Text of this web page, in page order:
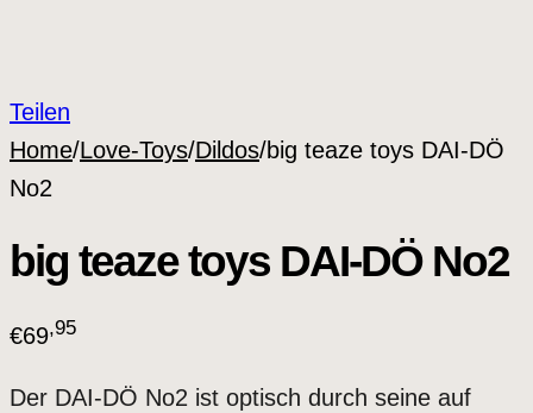
Teilen
Home/Love-Toys/Dildos/big teaze toys DAI-DÖ
No2
big teaze toys DAI-DÖ No2
€69,95
Der DAI-DÖ No2 ist optisch durch seine auf